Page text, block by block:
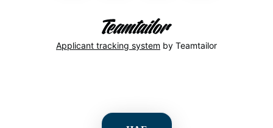
Applicant tracking system by Teamtailor